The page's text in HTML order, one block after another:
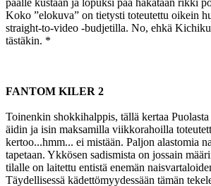
päälle kustaan ja lopuksi pää hakataan rikki
Koko ”elokuva” on tietysti toteutettu oikein
straight-to-video ‑budjetilla. No, ehkä
tästäkin. *
FANTOM KILER 2
Toinenkin shokkihalppis, tällä kertaa
äidin ja isin maksamilla viikkorahoilla
kertoo...hmm... ei mistään. Paljon alastomia
tapetaan. Ykkösen sadismista on jossain
tilalle on laitettu entistä enemän
Täydellisessä kädettömyydessään tämän